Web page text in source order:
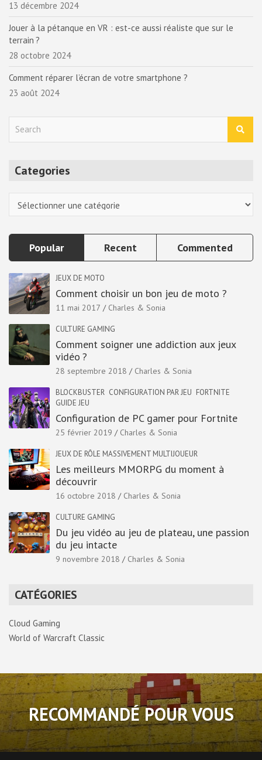
13 décembre 2024
Jouer à la pétanque en VR : est-ce aussi réaliste que sur le
terrain ?
28 octobre 2024
Comment réparer l’écran de votre smartphone ?
23 août 2024
Categories
Popular Recent Commented
JEUX DE MOTO
Comment choisir un bon jeu de moto ?
11 mai 2017 Charles & Sonia
CULTURE GAMING
Comment soigner une addiction aux jeux
vidéo ?
28 septembre 2018 Charles & Sonia
BLOCKBUSTER CONFIGURATION PAR JEU FORTNITE
GUIDE JEU
Configuration de PC gamer pour Fortnite
25 février 2019 Charles & Sonia
JEUX DE RÔLE MASSIVEMENT MULTIJOUEUR
Les meilleurs MMORPG du moment à
découvrir
16 octobre 2018 Charles & Sonia
CULTURE GAMING
Du jeu vidéo au jeu de plateau, une passion
du jeu intacte
9 novembre 2018 Charles & Sonia
CATÉGORIES
Cloud Gaming
World of Warcraft Classic
RECOMMANDÉ POUR VOUS